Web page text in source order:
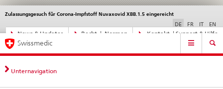
Direktnavigation
News,
Rechtsgrundlagen,
News & Updates Recht | Normen Kontakt | Support & Hilfe
Zulassungsgesuch für Corona-Impfstoff Nuvaxovid XBB.1.5 eingereicht
Sprachwahl
DE FR IT EN
Service
Hauptnavigation
Swissmedic
Unternavigation